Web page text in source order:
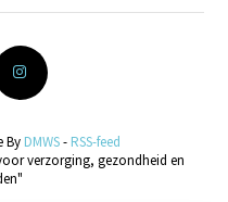
By DMWS- RSS-feed
verzorging, gezondheid en